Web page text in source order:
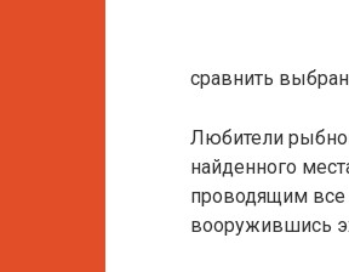
сравнить
Любители
найденного
проводящим все
вооружившись